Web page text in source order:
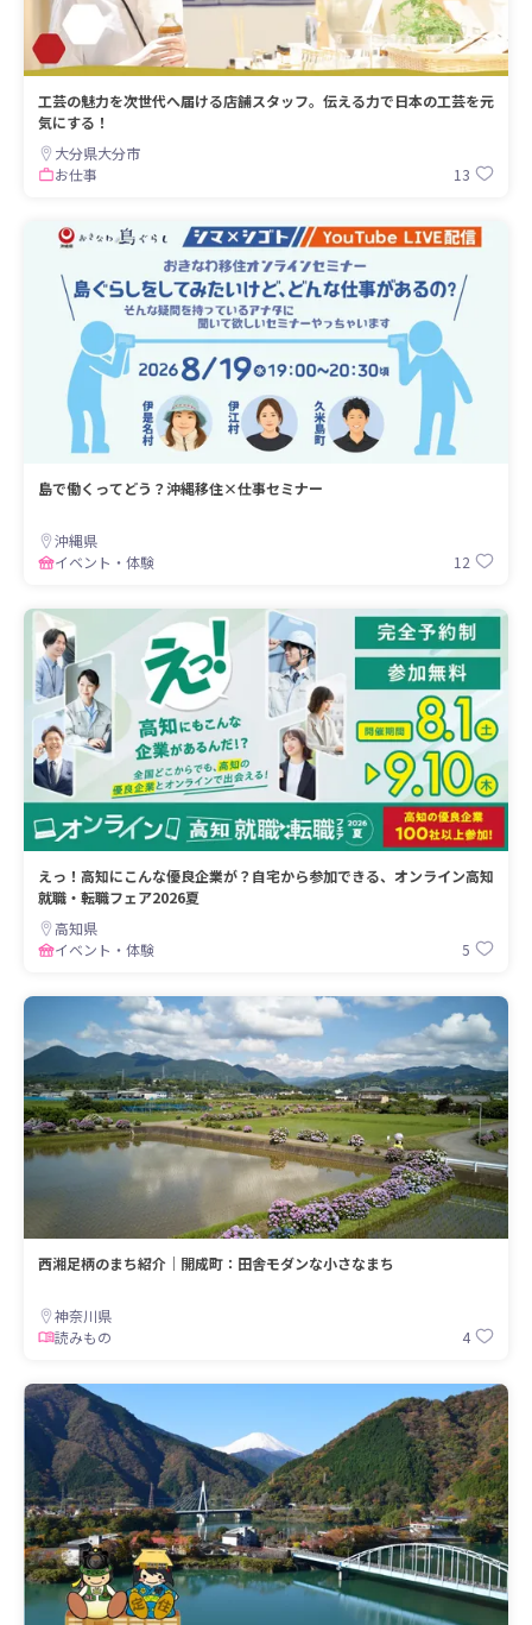
工芸の魅力を次世代へ届ける店舗スタッフ。伝える力で日本の工芸を元
気にする！
大分県大分市
お仕事
13
島で働くってどう？沖縄移住×仕事セミナー
沖縄県
イベント・体験
12
えっ！高知にこんな優良企業が？自宅から参加できる、オンライン高知
就職・転職フェア2026夏
高知県
イベント・体験
5
西湘足柄のまち紹介｜開成町：田舎モダンな小さなまち
神奈川県
読みもの
4